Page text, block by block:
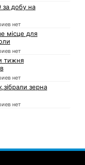
за добу на
нет
місце для
нет
тижня
нет
зерна
нет